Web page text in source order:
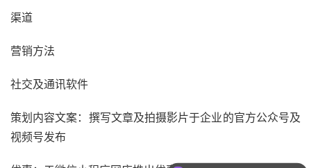
渠道
营销方法
社交及通讯软件
策划内容文案：撰写文章及拍摄影片于企业的官方公众号及
视频号发布